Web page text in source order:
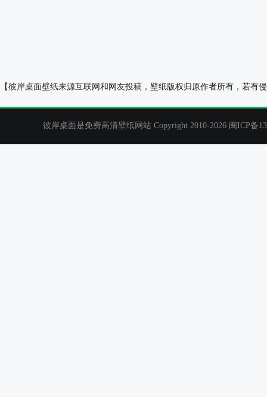
【彼岸桌面壁纸来源互联网和网友投稿，壁纸版权归原作者所有，若
彼岸桌面是免费高清壁纸网站 Copyright 2010-2026 闽ICP备